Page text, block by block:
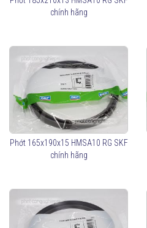
chính hãng
Phớt 165x190x15 HMSA10 RG SKF
chính hãng